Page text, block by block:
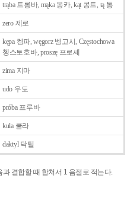
trąba 트롱바, mąka 몽카, kąt 콩트, tą 통
zero 제로
kępa 켕파, węgorz 벵고시, Częstochowa
쳉스토호바, proszę 프로셰
zima 지마
udo 우도
próba 프루바
kula 쿨라
daktyl 닥틸
과 결합할 때 합쳐서 1 음절로 적는다.